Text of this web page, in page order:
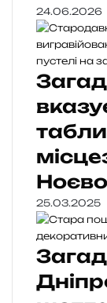
24.06.2026
25.03.2025